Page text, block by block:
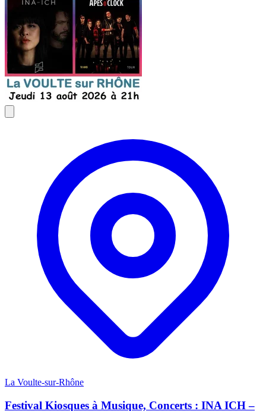
La Voulte-sur-Rhône
Festival Kiosques à Musique, Concerts : INA ICH –